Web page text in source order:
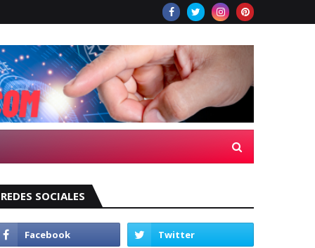
REDES SOCIALES